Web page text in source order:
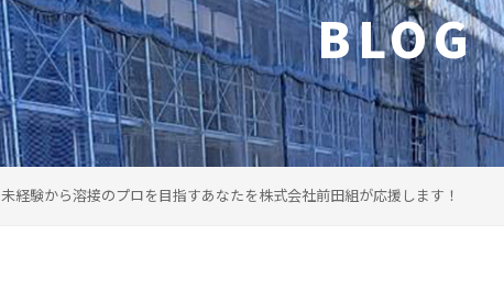
BLOG
未経験から溶接のプロを目指すあなたを株式会社前田組が応援します！